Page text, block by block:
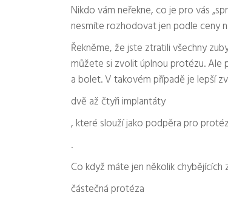
Nikdo vám neřekne, co je pro vás
nesmíte rozhodovat jen podle ceny
Řekněme, že jste ztratili všechny
můžete si zvolit úplnou protézu.
a bolet. V takovém případě je lepší
dvě až čtyři implantáty
, které slouží jako podpěra pro
.
Co když máte jen několik
částečná protéza